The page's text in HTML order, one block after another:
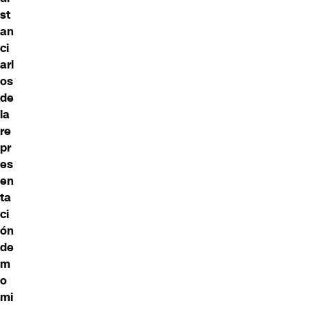
st
an
ci
arl
os
de
la
re
pr
es
en
ta
ci
ón
de
m
o
mi